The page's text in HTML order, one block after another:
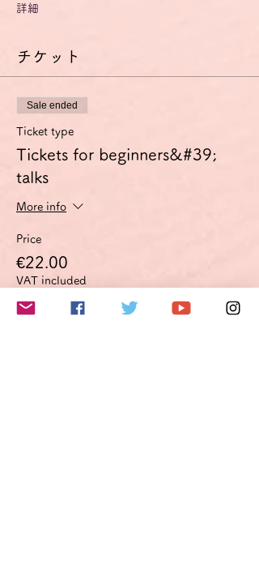
詳細
チケット
Sale ended
Ticket type
Tickets for beginners&#39;
talks
More info
Price
€22.00
VAT included